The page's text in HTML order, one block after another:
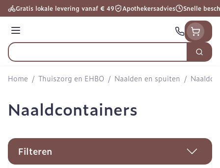
Ga naar de inhoud
Gratis lokale levering vanaf € 49 Apothekersadvies Snelle
Menu
Product, merk, categorie...
Zoek
Home / Thuiszorg en EHBO / Naalden en spuiten /
Naaldcontainers
Filteren